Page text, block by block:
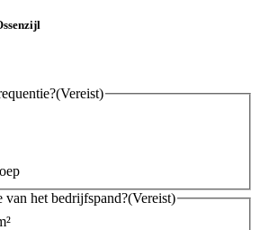
(Vereist)
van het bedrijfspand?(Vereist)